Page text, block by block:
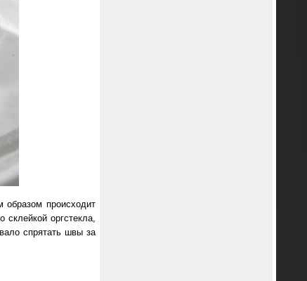
образом происходит
оргстекла,
спрятать швы за